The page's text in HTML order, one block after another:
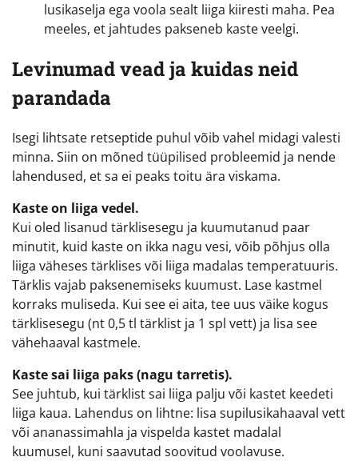
lusikaselja ega voola sealt liiga kiiresti maha. Pea
meeles, et jahtudes pakseneb kaste veelgi.
Levinumad vead ja kuidas neid
parandada
Isegi lihtsate retseptide puhul võib vahel midagi valesti
minna. Siin on mõned tüüpilised probleemid ja nende
lahendused, et sa ei peaks toitu ära viskama.
Kaste on liiga vedel.
Kui oled lisanud tärklisesegu ja kuumutanud paar
minutit, kuid kaste on ikka nagu vesi, võib põhjus olla
liiga väheses tärklises või liiga madalas temperatuuris.
Tärklis vajab paksenemiseks kuumust. Lase kastmel
korraks muliseda. Kui see ei aita, tee uus väike kogus
tärklisesegu (nt 0,5 tl tärklist ja 1 spl vett) ja lisa see
vähehaaval kastmele.
Kaste sai liiga paks (nagu tarretis).
See juhtub, kui tärklist sai liiga palju või kastet keedeti
liiga kaua. Lahendus on lihtne: lisa supilusikahaaval vett
või ananassimahla ja vispelda kastet madalal
kuumusel, kuni saavutad soovitud voolavuse.